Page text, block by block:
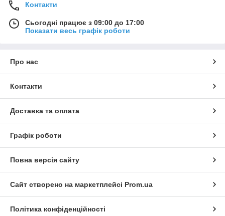
Контакти
Сьогодні працює з 09:00 до 17:00
Показати весь графік роботи
Про нас
Контакти
Доставка та оплата
Графік роботи
Повна версія сайту
Сайт створено на маркетплейсі Prom.ua
Політика конфіденційності